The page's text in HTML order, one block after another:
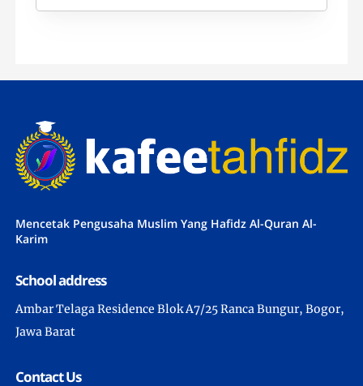
Mencetak Pengusaha Muslim Yang Hafidz Al-Quran Al-
Karim
School address
Ambar Telaga Residence Blok A7/25 Ranca Bungur, Bogor,
Jawa Barat
Contact Us